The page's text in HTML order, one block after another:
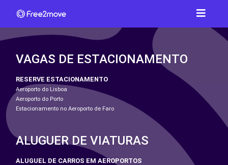
VAGAS DE ESTACIONAMENTO
RESERVE ESTACIONAMENTO
Aeroporto do Lisboa
Aeroporto do Porto
Estacionamento no Aeroporto de Faro
ALUGUER DE VIATURAS
ALUGUEL DE CARROS EM AEROPORTOS